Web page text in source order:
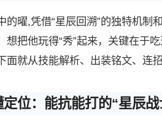
的曜,凭借“星辰回溯”的独特机制
想把他玩得“秀”起来，关键在于
面就从技能解析、出装铭文、连
定位：能抗能打的“星辰战